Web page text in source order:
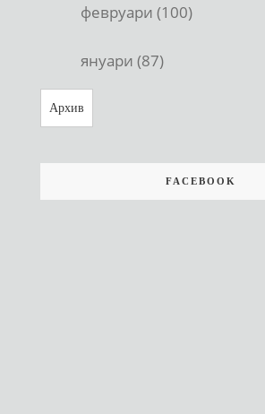
февруари (100)
януари (87)
Архив
FACEBOOK